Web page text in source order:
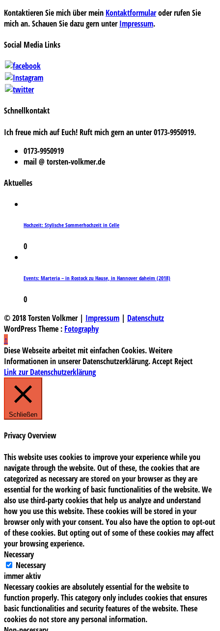
Kontaktieren Sie mich über mein Kontaktformularoder rufen Sie
mich an. Schauen Sie dazu gern unterImpressum.
Social Media Links
Schnellkontakt
Ich freue mich auf Euch! Ruft mich gern an unter 0173-9950919.
0173-9950919
mail @ torsten-volkmer.de
Aktuelles
Hochzeit: Stylische Sommerhochzeit in Celle
0
Events: Marteria – in Rostock zu Hause, in Hannover daheim (2018)
0
© 2018 Torsten Volkmer | Impressum | Datenschutz
WordPress Theme : Fotography
↑
Diese Webseite arbeitet mit einfachen Cookies. Weitere
Informationen in unserer Datenschutzerklärung.Accept Reject
Link zur Datenschutzerklärung
Schließen
Privacy Overview
This website uses cookies to improve your experience while you
navigate through the website. Out of these, the cookies that are
categorized as necessary are stored on your browser as they are
essential for the working of basic functionalities of the website. We
also use third-party cookies that help us analyze and understand
how you use this website. These cookies will be stored in your
browser only with your consent. You also have the option to opt-out
of these cookies. But opting out of some of these cookies may affect
your browsing experience.
Necessary
Necessary
immer aktiv
Necessary cookies are absolutely essential for the website to
function properly. This category only includes cookies that ensures
basic functionalities and security features of the website. These
cookies do not store any personal information.